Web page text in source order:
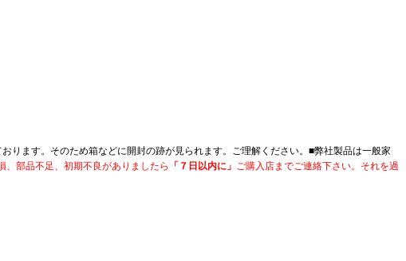
ります。そのため箱などに開封の跡が見られます。ご理解ください。■弊社製品は一般家
部品不足、初期不良がありましたら 「７日以内に」 ご購入店までご連絡下さい。それを過